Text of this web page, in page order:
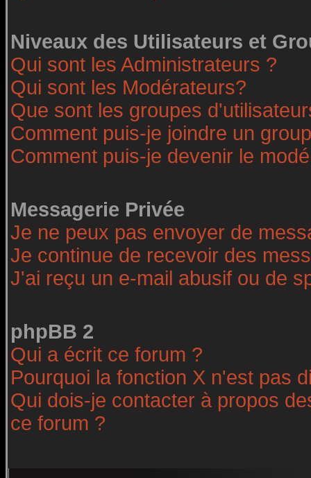
Niveaux des Utilisateurs et
Qui sont les Administrateurs ?
Qui sont les Modérateurs?
Que sont les groupes
Comment puis-je joindre un
Comment puis-je devenir le
Messagerie Privée
Je ne peux pas envoyer de
Je continue de recevoir des
J'ai reçu un e-mail abusif ou de
phpBB 2
Qui a écrit ce forum ?
Pourquoi la fonction X n'est pas
Qui dois-je contacter à propos
ce forum ?